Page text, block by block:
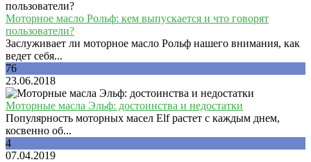
Моторное масло Рольф: кем выпускается и что говорят
пользователи?
Заслуживает ли моторное масло Рольф нашего внимания, как
ведет себя...
76
23.06.2018
Моторные масла Эльф: достоинства и недостатки
Популярность моторных масел Elf растет с каждым днем,
косвенно об...
4
07.04.2019